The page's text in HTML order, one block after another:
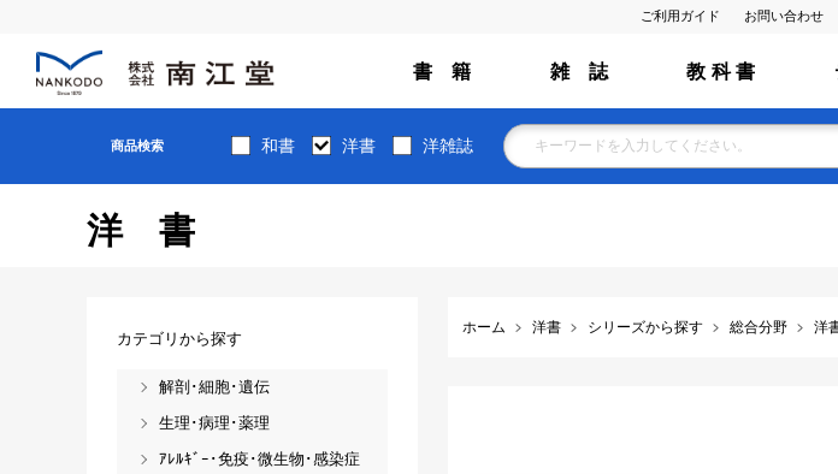
ご利用ガイド お問い合わせ
書 籍 雑 誌 教 科 書
商品検索 和書 洋書 洋雑誌
洋書
ホーム 洋書 シリーズから探す 総合分野 洋
カテゴリから探す
解剖･細胞･遺伝
生理･病理･薬理
ｱﾚﾙｷﾞｰ･免疫･微生物･感染症